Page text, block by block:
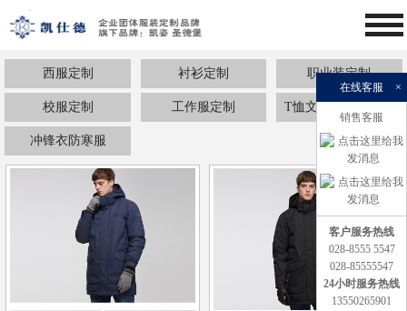
西服定制 衬衫定制 职业装定制
校服定制 工作服定制 T恤文化衫卫衣定制
冲锋衣防寒服
在线客服 ×
销售客服
客户服务热线
028-8555 5547
028-85555547
24小时服务热线
13550265901